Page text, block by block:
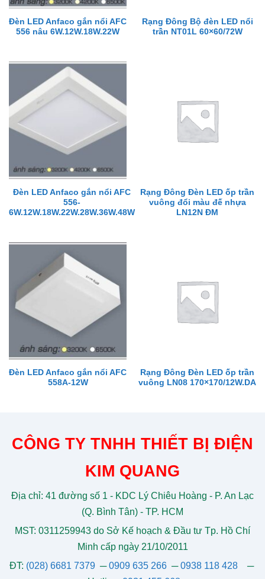
Đèn LED Anfaco gắn nổi AFC
556 nâu 6W.12W.18W.22W
Rạng Đông Bộ đèn LED nổi
trần NT01L 60×60/72W
Đèn LED Anfaco gắn nổi AFC
556-
6W.12W.18W.22W.28W.36W.48W
Rạng Đông Đèn LED ốp trần
vuông đổi màu đế nhựa
LN12N ĐM
Đèn LED Anfaco gắn nổi AFC
558A-12W
Rạng Đông Đèn LED ốp trần
vuông LN08 170×170/12W.DA
CÔNG TY TNHH THIẾT BỊ ĐIỆN
KIM QUANG
Địa chỉ: 41 đường số 1 - KDC Lý Chiêu Hoàng - P. An Lạc
(Q. Bình Tân) - TP. HCM
MST: 0311259943 do Sở Kế hoạch & Đầu tư Tp. Hồ Chí
Minh cấp ngày 21/10/2011
ĐT: (028) 6681 7379 ─0909 635 266─0938 118 428─